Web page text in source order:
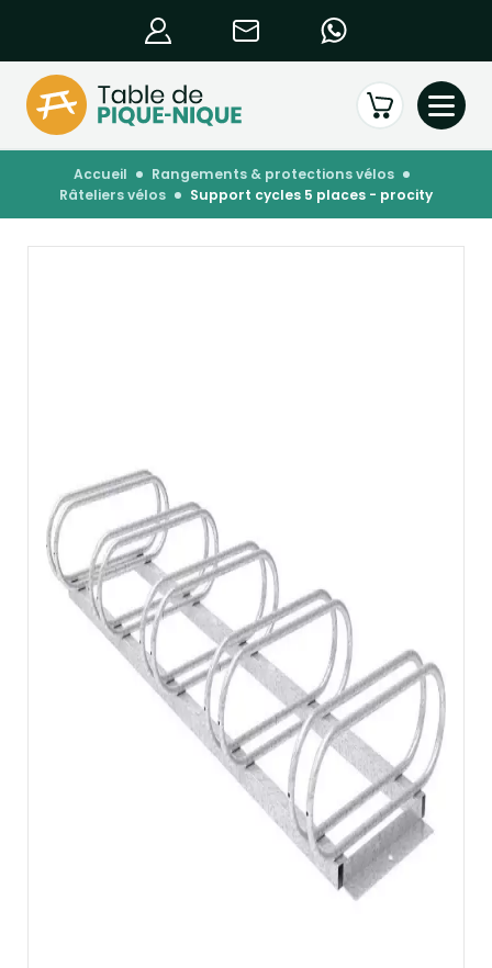
accueil
rangements & protections vélos
râteliers vélos
support cycles 5 places - procity